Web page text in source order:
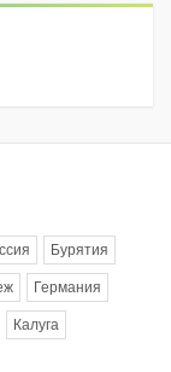
Бурятия
Германия
Калуга